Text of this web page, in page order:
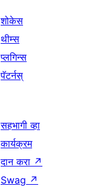
शोकेस
थीम्स
प्लगिन्स
पॅटर्नस्
सहभागी व्हा
कार्यक्रम
दान करा ↗
Swag ↗